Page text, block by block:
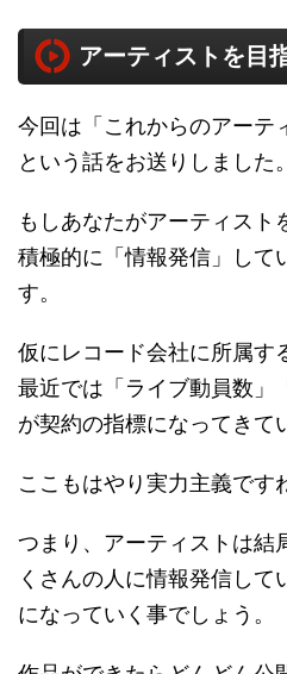
アーティストを目
今回は「これからのアーテ
という話をお送りしました。
もしあなたがアーティスト
積極的に「情報発信」して
す。
仮にレコード会社に所属す
最近では「ライブ動員数」
が契約の指標になってきて
ここもはやり実力主義です
つまり、アーティストは結
くさんの人に情報発信して
になっていく事でしょう。